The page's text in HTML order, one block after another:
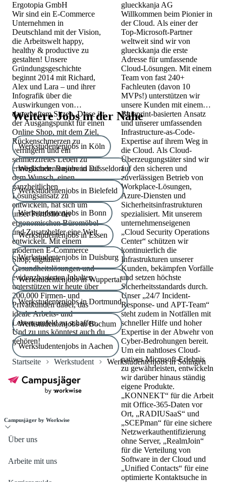
Ergotopia GmbH
Wir sind ein E-Commerce
Unternehmen in
Deutschland mit der Vision,
die Arbeitswelt happy,
healthy & productive zu
gestalten! Unsere
Gründungsgeschichte
beginnt 2014 mit Richard,
Alex und Lara – und ihrer
Infografik über die
Auswirkungen von
dauerhaftem Sitzen. Diese ist
der Ausgangspunkt für einen
Online Shop, mit dem Ziel,
Rückenschmerzen zu
verringern und ein
schmerzfreies Leben zu
ermöglichen. Basierend auf
dem Wunsch, einen
ganzheitlichen
Lösungsansatz zu
entwickeln, hat sich um
unser Portfolio der
ergonomischen Büromöbel
und Zusatzhelfer eine Welt
entwickelt. Mit einem
modernen E-Commerce
Shop, digitalen
Gesundheitslösungen und
evidenzbasierten Inhalten
unterstützen wir heute über
200.000 Firmen- und
Privatkunden dabei, das
ideale Arbeits- und
Lebensumfeld zu schaffen.
Und zu uns könntest auch du
gehören!
glueckkanja AG
Willkommen beim Pionier in
der Cloud. Als einer der
Top-Microsoft-Partner
weltweit sind wir von
glueckkanja die erste
Adresse für umfassende
Cloud-Lösungen. Mit einem
Team von fast 240+
Fachleuten (davon 10
MVPs!) unterstützen wir
unsere Kunden mit einem
Blueprint-basierten Ansatz
und unserer umfassenden
Infrastructure-as-Code-
Expertise auf ihrem Weg in
die Cloud. Als Cloud-
Überzeugungstäter sind wir
auf den sicheren und
zuverlässigen Betrieb von
Workplace-Lösungen,
Azure-Diensten und
Sicherheitsinfrastrukturen
spezialisiert. Mit unserem
unternehmenseigenen
„Cloud Security Operations
Center“ schützen wir
kontinuierlich die
Infrastrukturen unserer
Kunden, bekämpfen Vorfälle
und setzen höchste
Sicherheitsstandards durch.
Unser „24/7 Incident-
Response- und APT-Team“
steht zudem in Notfällen mit
schneller Hilfe und hoher
Expertise in der Abwehr von
Cyber-Bedrohungen bereit.
Um ein nahtloses Cloud-
natives Microsoft-Erlebnis
zu gewährleisten, entwickeln
wir darüber hinaus ständig
eigene Produkte.
„KONNEKT“ für die Arbeit
mit Office-365-Daten vor
Ort, „RADIUSaaS“ und
„SCEPman“ für eine sichere
Netzwerkauthentifizierung
ohne Server, „RealmJoin“
für die Verteilung von
Software in der Cloud und
„Unified Contacts“ für eine
optimierte Kontaktsuche in
Weitere Jobs in der Nähe
Werkstudentenjobs in Köln
Werkstudentenjobs in Düsseldorf
Werkstudentenjobs in Bielefeld
Werkstudentenjobs in Bonn
Werkstudentenjobs in Essen
Werkstudentenjobs in Duisburg
Werkstudentenjobs in Wuppertal
Werkstudentenjobs in Dortmund
Werkstudentenjobs in Bochum
Werkstudentenjobs in Aachen
Startseite
Werkstudent Werkstudentenjobs in Solingen
Campusjäger by Workwise
Über uns
Arbeite mit uns